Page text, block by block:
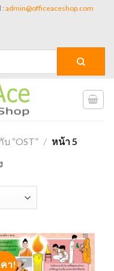
:admin@officeaceshop.com
“OST” / หน้า 5
า!